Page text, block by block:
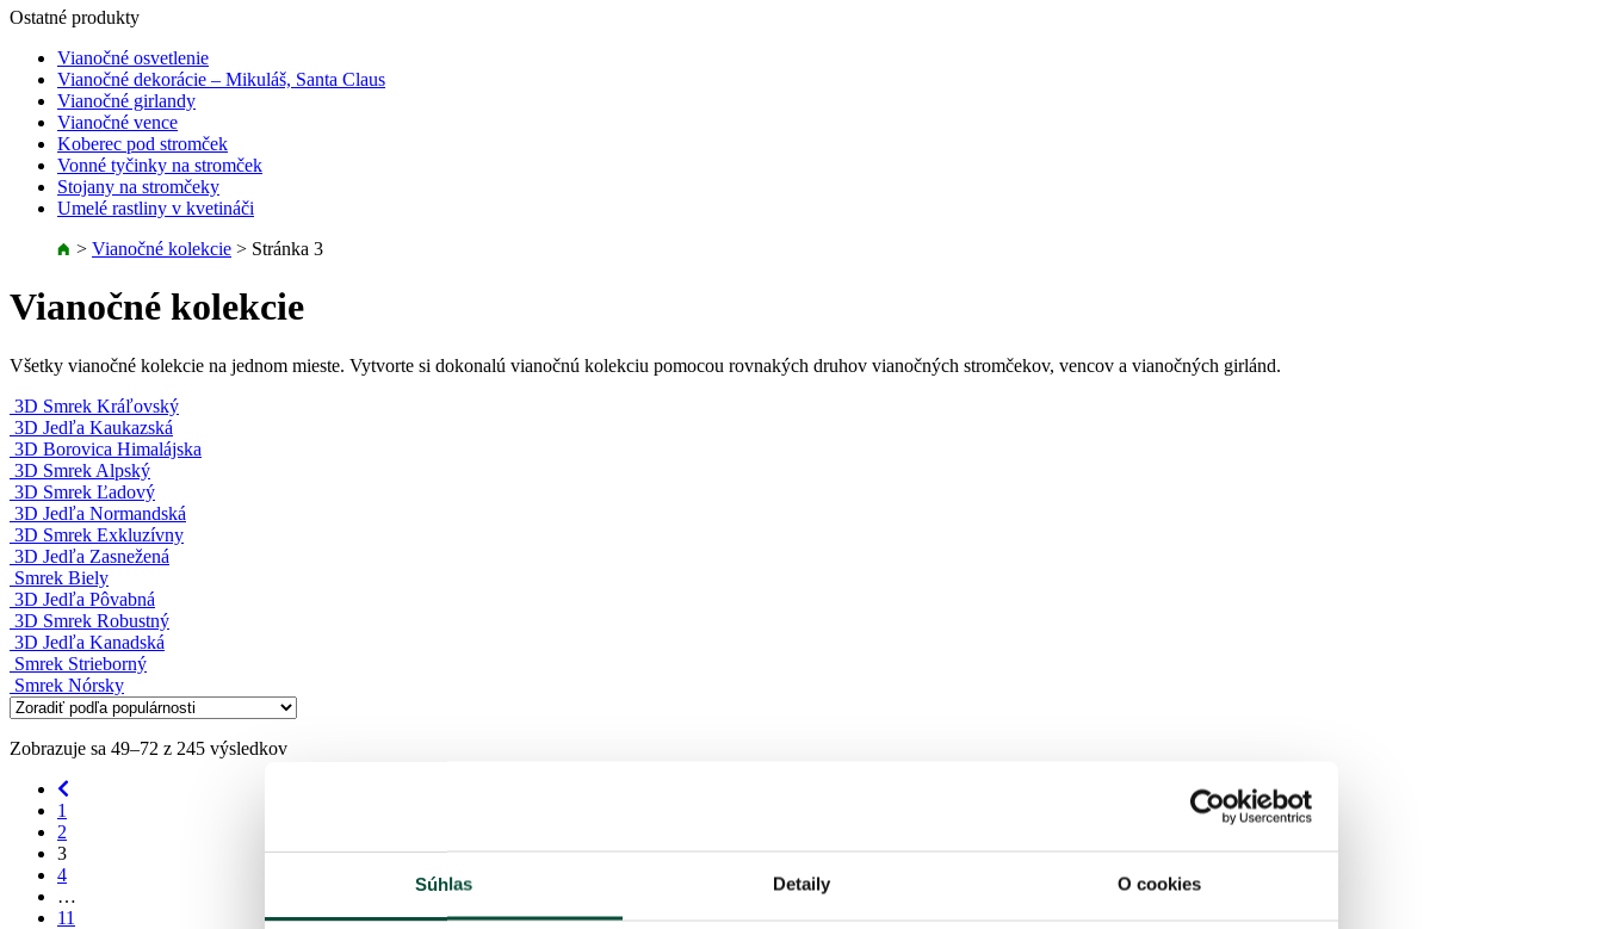
Súhlas Detaily O cookies
Ostatné produkty
Vianočné osvetlenie
Vianočné dekorácie – Mikuláš, Santa Claus
Vianočné girlandy
Vianočné vence
Koberec pod stromček
Vonné tyčinky na stromček
Stojany na stromčeky
Umelé rastliny v kvetináči
> Vianočné kolekcie > Stránka 3
Vianočné kolekcie
Všetky vianočné kolekcie na jednom mieste. Vytvorte si dokonalú vianočnú kolekciu pomocou rovnakých druhov vianočných stromčekov, vencov a vianočných girlánd.
3D Smrek Kráľovský
3D Jedľa Kaukazská
3D Borovica Himalájska
3D Smrek Alpský
3D Smrek Ľadový
3D Jedľa Normandská
3D Smrek Exkluzívny
3D Jedľa Zasnežená
Smrek Biely
3D Jedľa Pôvabná
3D Smrek Robustný
3D Jedľa Kanadská
Smrek Strieborný
Smrek Nórsky
Zobrazuje sa 49–72 z 245 výsledkov
1
2
3
4
…
11